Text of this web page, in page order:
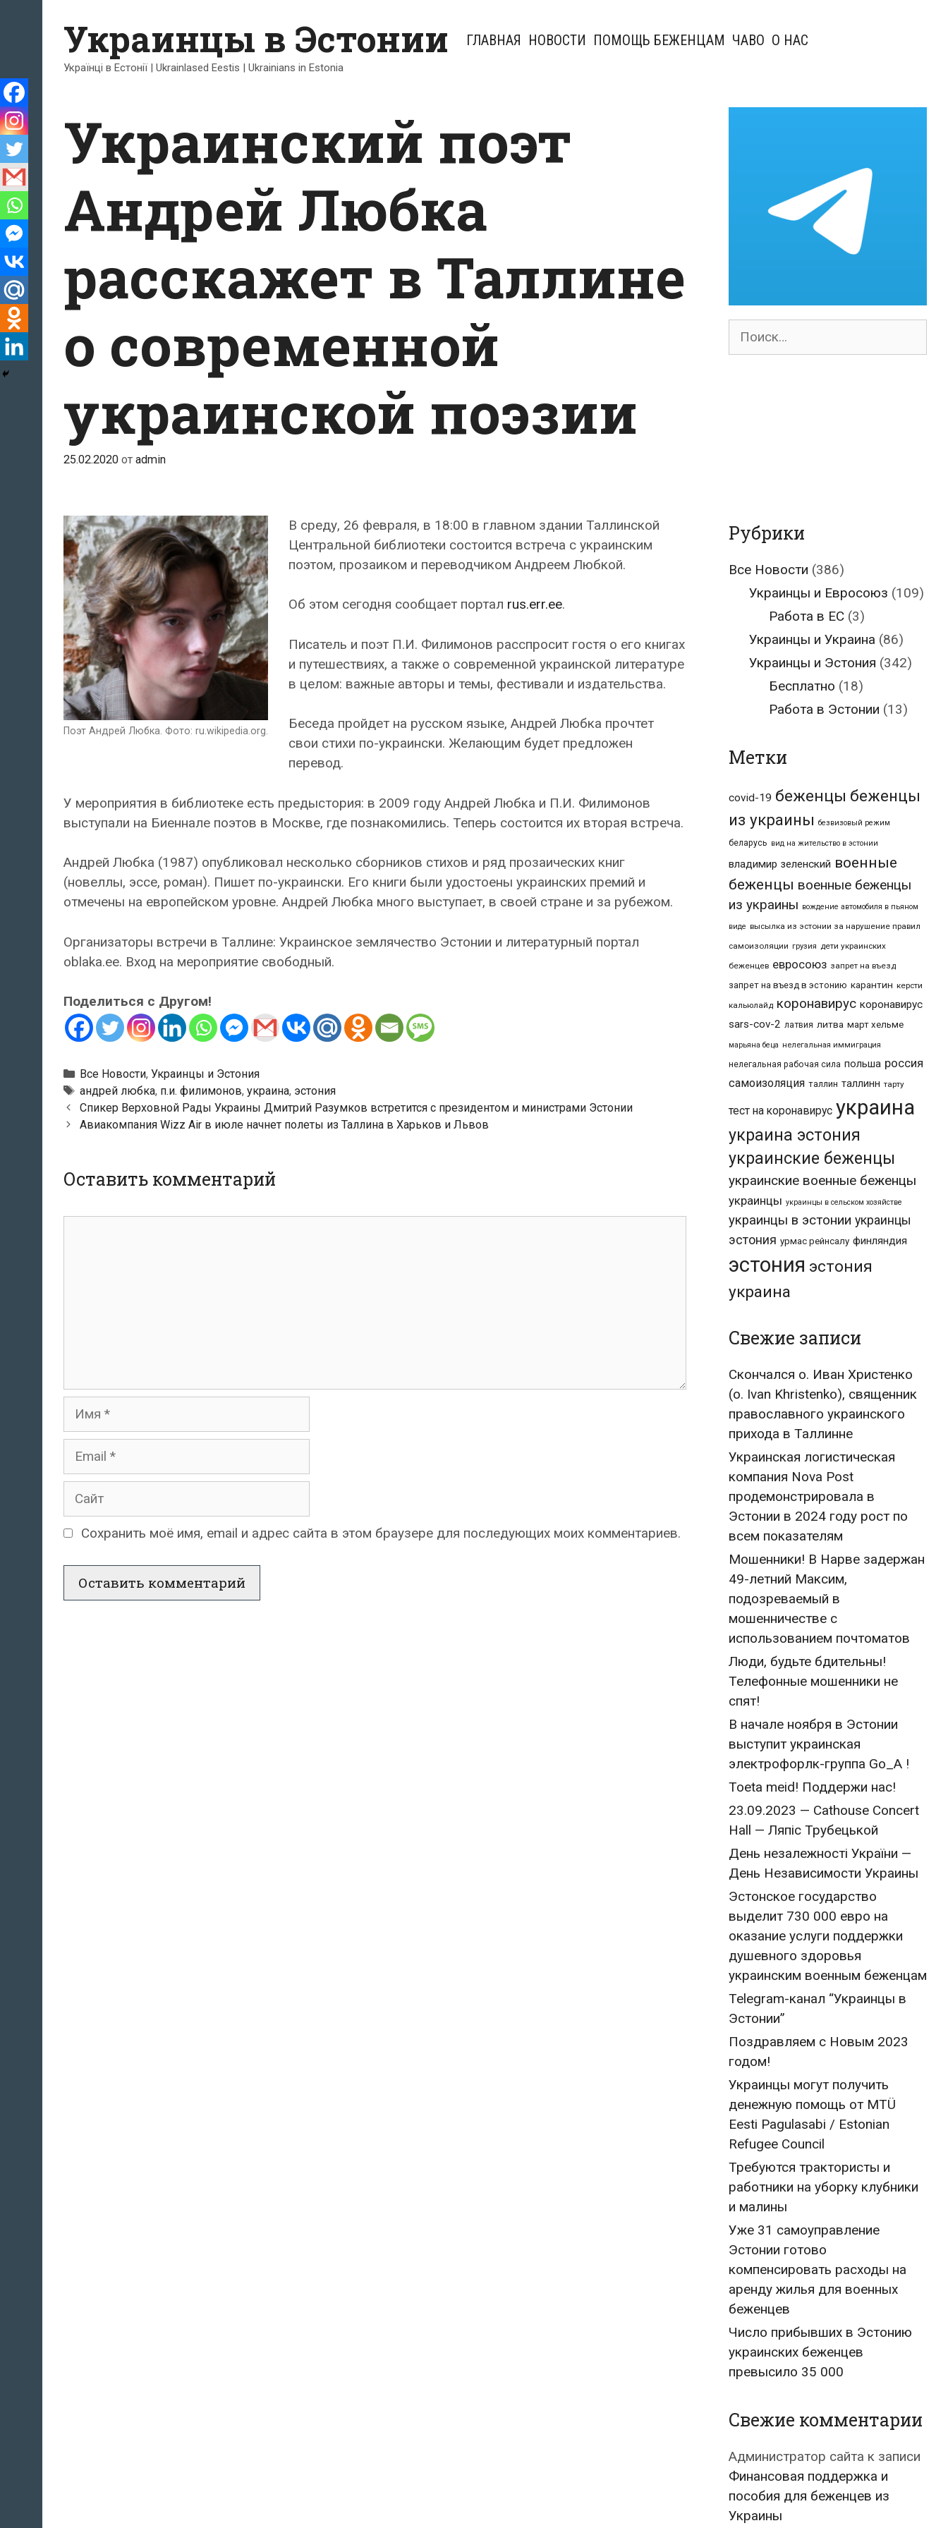
содержимому
Украинцы в Эстонии
Українці в Естонії | Ukrainlased Eestis | Ukrainians in Estonia
ГЛАВНАЯ НОВОСТИ ПОМОЩЬ БЕЖЕНЦАМ ЧАВО О НАС
Украинский поэт
Андрей Любка
расскажет в Таллине
о современной
украинской поэзии
25.02.2020 от admin
Поэт Андрей Любка. Фото: ru.wikipedia.org.
В среду, 26 февраля, в 18:00 в главном здании Таллинской
Центральной библиотеки состоится встреча с украинским
поэтом, прозаиком и переводчиком Андреем Любкой.
Об этом сегодня сообщает портал rus.err.ee.
Писатель и поэт П.И. Филимонов расспросит гостя о его книгах
и путешествиях, а также о современной украинской литературе
в целом: важные авторы и темы, фестивали и издательства.
Беседа пройдет на русском языке, Андрей Любка прочтет
свои стихи по-украински. Желающим будет предложен
перевод.
У мероприятия в библиотеке есть предыстория: в 2009 году Андрей Любка и П.И. Филимонов
выступали на Биеннале поэтов в Москве, где познакомились. Теперь состоится их вторая встреча.
Андрей Любка (1987) опубликовал несколько сборников стихов и ряд прозаических книг
(новеллы, эссе, роман). Пишет по-украински. Его книги были удостоены украинских премий и
отмечены на европейском уровне. Андрей Любка много выступает, в своей стране и за рубежом.
Организаторы встречи в Таллине: Украинское землячество Эстонии и литературный портал
oblaka.ee. Вход на мероприятие свободный.
Поделиться с Другом!
Рубрики
Все Новости, Украинцы и Эстония
Метки
андрей любка, п.и. филимонов, украина, эстония
Навигация
по
Спикер Верховной Рады Украины Дмитрий Разумков встретится с президентом и министрами Эстонии
Авиакомпания Wizz Air в июле начнет полеты из Таллина в Харьков и Львов
Оставить комментарий
Имя
Email
Сайт
Сохранить моё имя, email и адрес сайта в этом браузере для последующих моих комментариев.
Поиск
Рубрики
Все Новости (386)
Украинцы и Евросоюз (109)
Работа в ЕС (3)
Украинцы и Украина (86)
Украинцы и Эстония (342)
Бесплатно (18)
Работа в Эстонии (13)
Метки
covid-19 беженцы беженцы
из украины безвизовый режим
беларусь вид на жительство в эстонии
владимир зеленский военные
беженцы военные беженцы
из украины вождение автомобиля в пьяном
виде высылка из эстонии за нарушение правил
самоизоляции грузия дети украинских
беженцев евросоюз запрет на въезд
запрет на въезд в эстонию карантин керсти
кальюлайд коронавирус коронавирус
sars-cov-2 латвия литва март хельме
марьяна беца нелегальная иммиграция
нелегальная рабочая сила польша россия
самоизоляция таллин таллинн тарту
тест на коронавирус украина
украина эстония
украинские беженцы
украинские военные беженцы
украинцы украинцы в сельском хозяйстве
украинцы в эстонии украинцы
эстония урмас рейнсалу финляндия
эстония эстония
украина
Свежие записи
Скончался о. Иван Христенко
(о. Ivan Khristenko), священник
православного украинского
прихода в Таллинне
Украинская логистическая
компания Nova Post
продемонстрировала в
Эстонии в 2024 году рост по
всем показателям
Мошенники! В Нарве задержан
49-летний Максим,
подозреваемый в
мошенничестве с
использованием почтоматов
Люди, будьте бдительны!
Телефонные мошенники не
спят!
В начале ноября в Эстонии
выступит украинская
электрофорлк-группа Go_A !
Toeta meid! Поддержи нас!
23.09.2023 — Cathouse Concert
Hall — Ляпіс Трубецькой
День незалежності України —
День Независимости Украины
Эстонское государство
выделит 730 000 евро на
оказание услуги поддержки
душевного здоровья
украинским военным беженцам
Telegram-канал “Украинцы в
Эстонии”
Поздравляем с Новым 2023
годом!
Украинцы могут получить
денежную помощь от MTÜ
Eesti Pagulasabi / Estonian
Refugee Council
Требуются трактористы и
работники на уборку клубники
и малины
Уже 31 самоуправление
Эстонии готово
компенсировать расходы на
аренду жилья для военных
беженцев
Число прибывших в Эстонию
украинских беженцев
превысило 35 000
Свежие комментарии
Администратор сайта к записи
Финансовая поддержка и
пособия для беженцев из
Украины